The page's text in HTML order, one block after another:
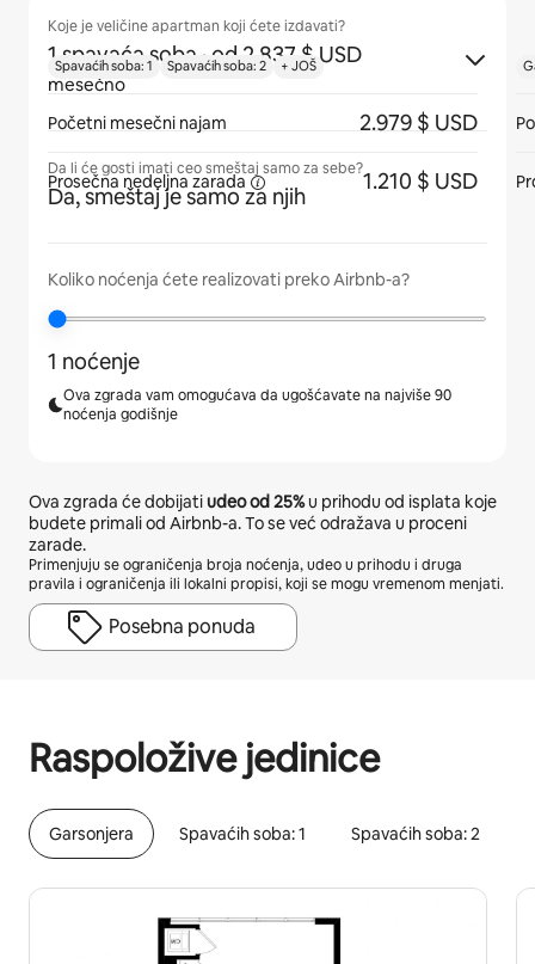
Koje je veličine apartman koji ćete izdavati?
1 spavaća soba · od 2.837 $ USD
mesečno
Da li će gosti imati ceo smeštaj samo za sebe?
Da, smeštaj je samo za njih
Koliko noćenja ćete realizovati preko Airbnb-a?
1 noćenje
Ova zgrada vam omogućava da ugošćavate na najviše 90
noćenja godišnje
Ova zgrada će dobijatiudeo od25%u prihodu od isplata koje
budete primali od Airbnb-a. To se već odražava u proceni
zarade.
Primenjuju se ograničenja broja noćenja, udeo u prihodu i druga
pravila i ograničenja ili lokalni propisi, koji se mogu vremenom menjati.
Posebna ponuda
Raspoložive jedinice
Garsonjera Spavaćih soba: 1 Spavaćih soba: 2
Spavaćih soba: 1 Spavaćih soba: 2 + JOŠ
Početni mesečni najam 2.979 $ USD
Prosečna nedeljna zarada 1.210 $ USD